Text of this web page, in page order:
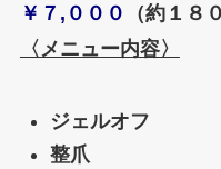
￥７,０００
（約１８
〈メニュー内容〉
ジェルオフ
整爪